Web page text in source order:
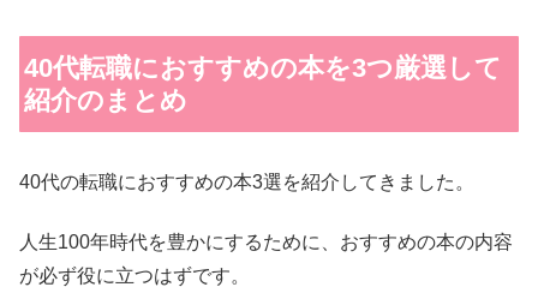
40代転職におすすめの本を3つ厳選して
紹介のまとめ
40代の転職におすすめの本3選を紹介してきました。
人生100年時代を豊かにするために、おすすめの本の内容
が必ず役に立つはずです。